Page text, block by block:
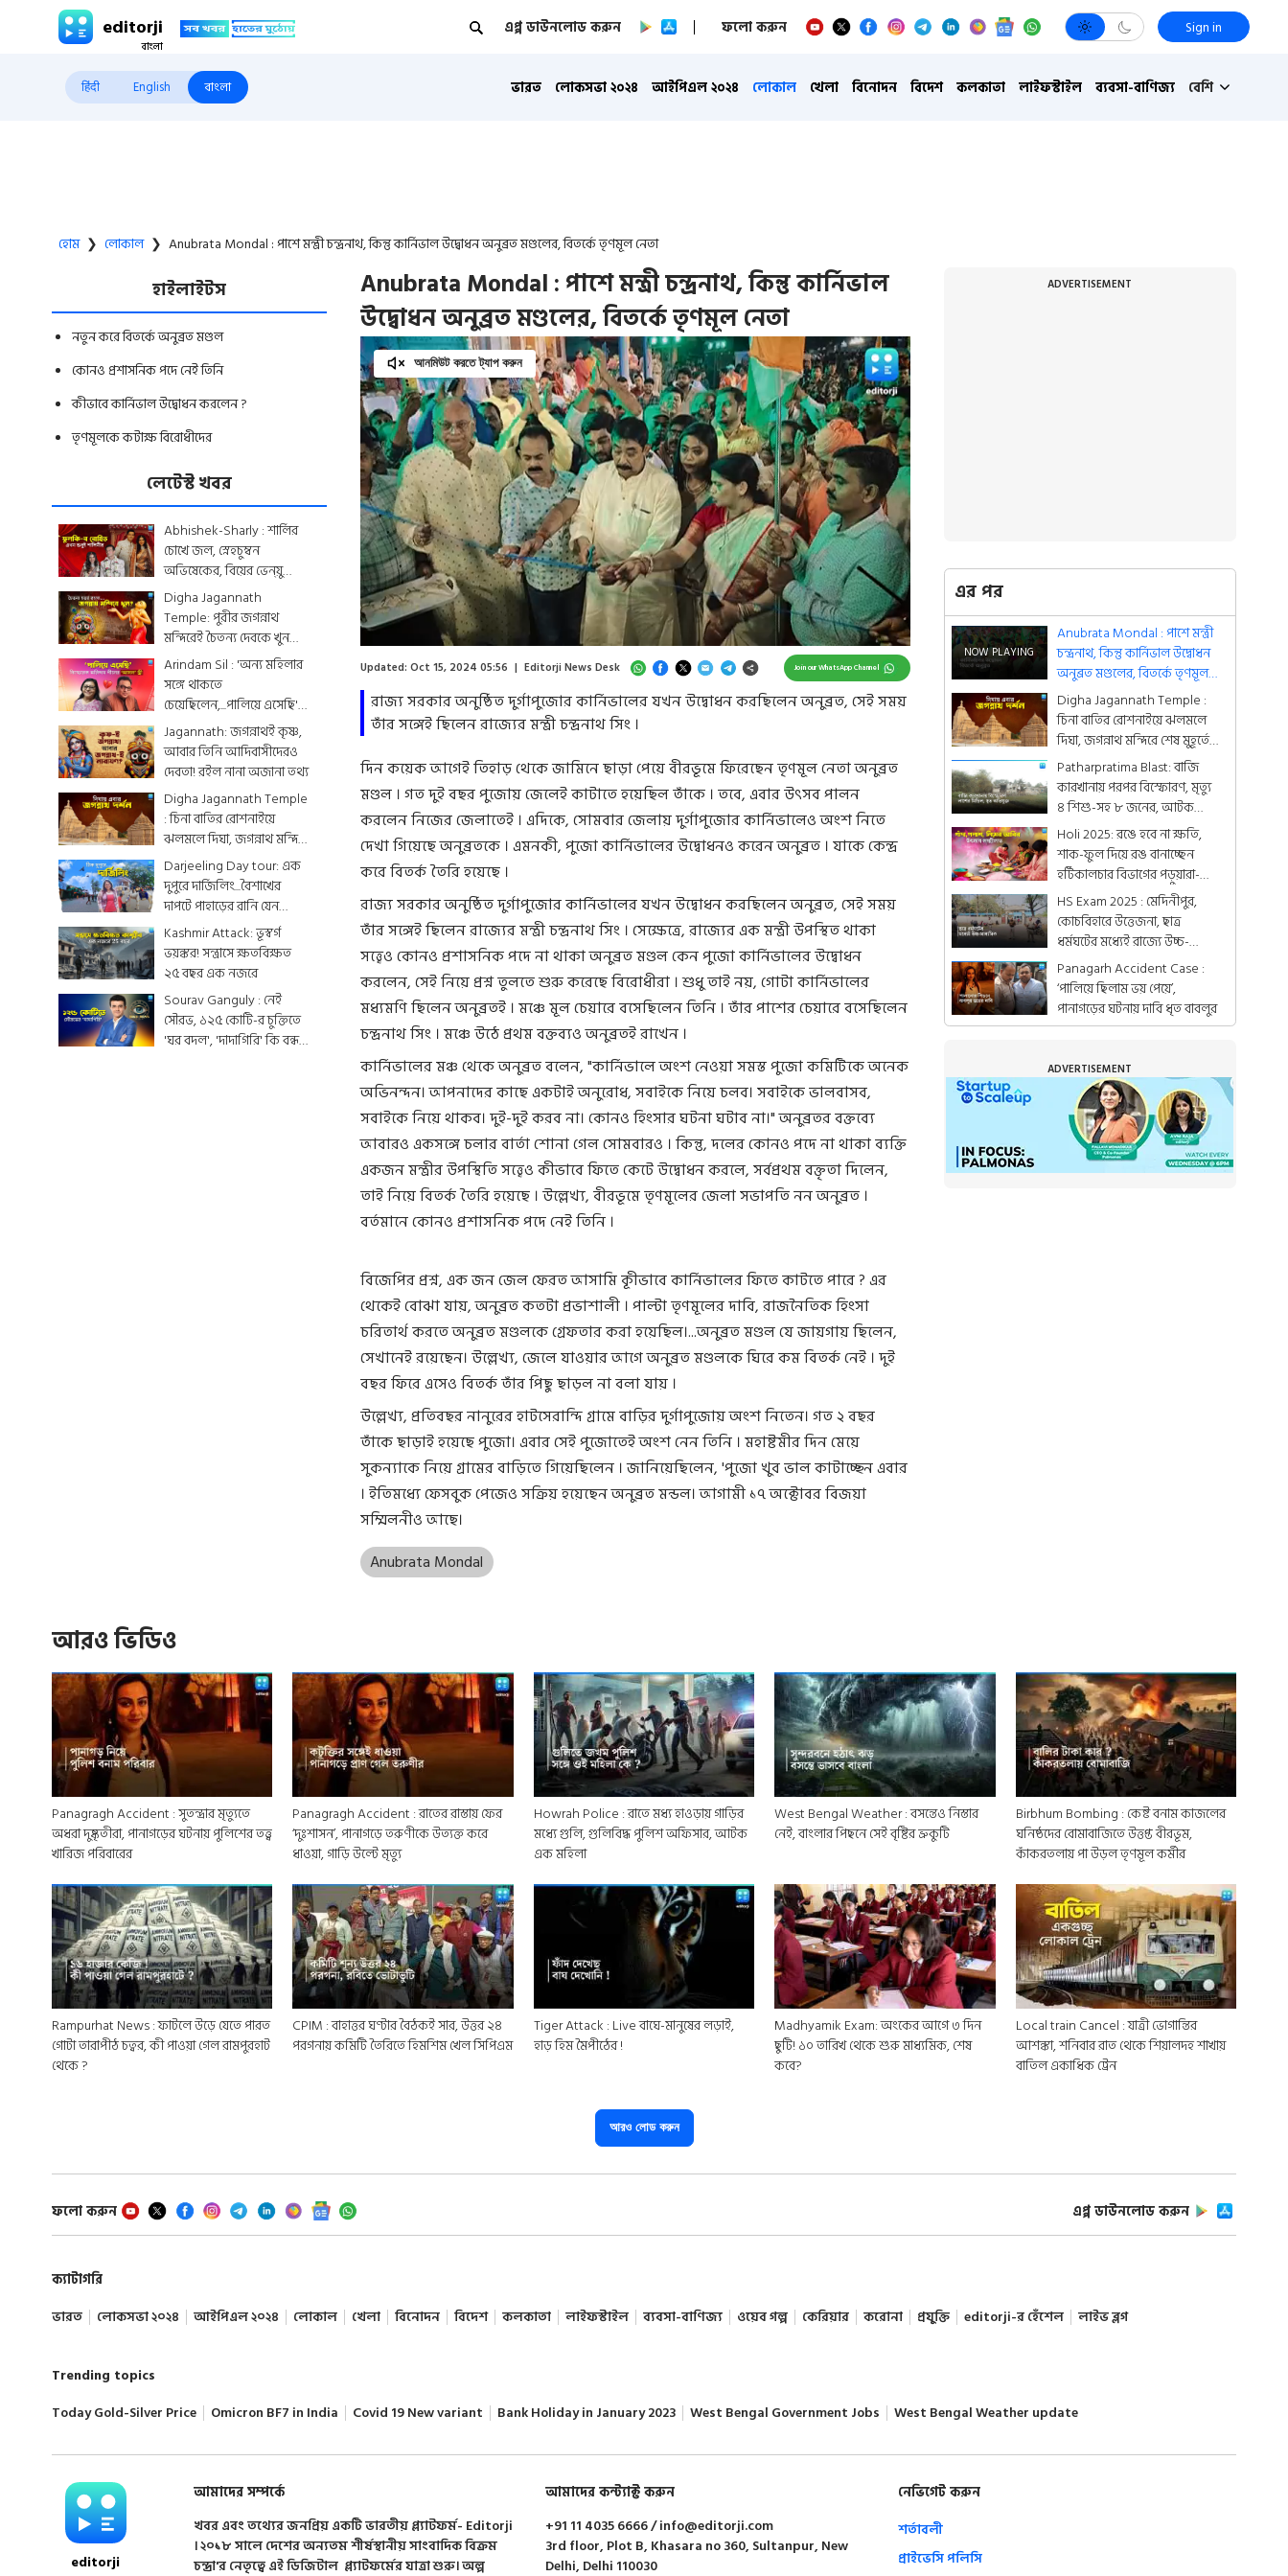
editorji এপ্প ডাউনলোড করুন ফলো করুন Sign in
हिंदी English বাংলা ভারত লোকসভা ২০২৪ আইপিএল ২০২৪ লোকাল খেলা বিনোদন বিদেশ কলকাতা লাইফস্টাইল ব্যবসা-বাণিজ্য বেশি
হোম ❯ লোকাল ❯ Anubrata Mondal : পাশে মন্ত্রী চন্দ্রনাথ, কিন্তু কার্নিভাল উদ্বোধন অনুব্রত মণ্ডলের, বিতর্কে তৃণমূল নেতা
হাইলাইটস
নতুন করে বিতর্কে অনুব্রত মণ্ডল
কোনও প্রশাসনিক পদে নেই তিনি
কীভাবে কার্নিভাল উদ্বোধন করলেন ?
তৃণমূলকে কটাক্ষ বিরোধীদের
লেটেস্ট খবর
Abhishek-Sharly : শার্লির
চোখে জল, স্নেহচুম্বন
অভিষেকের, বিয়ের ভেন্য়ু
থেকে মেনু...দেখে নিন
একঝলকে
Digha Jagannath
Temple: পুরীর জগন্নাথ
মন্দিরেই চৈতন্য দেবকে খুন
করা হয়েছিল? জেনে নিন
রোমহর্ষক কাহিনী
Arindam Sil : 'অন্য মহিলার
সঙ্গে থাকতে
চেয়েছিলেন,...পালিয়ে এসেছি',
বিস্ফোরক অরিন্দমের স্ত্রী
Jagannath: জগন্নাথই কৃষ্ণ,
আবার তিনি আদিবাসীদেরও
দেবতা! রইল নানা অজানা তথ্য
Digha Jagannath Temple
: চিনা বাতির রোশনাইয়ে
ঝলমলে দিঘা, জগন্নাথ মন্দিরে
শেষ মুহূর্তের সাজসজ্জা তুঙ্গে
Darjeeling Day tour: এক
দুপুরে দার্জিলিং...বৈশাখের
দাপটে পাহাড়ের রানি যেন
একটুকরো স্বর্গ
Kashmir Attack: ভূস্বর্গ
ভয়ঙ্কর! সন্ত্রাসে ক্ষতবিক্ষত
২৫ বছর এক নজরে
Sourav Ganguly : নেই
সৌরভ, ১২৫ কোটি-র চুক্তিতে
'ঘর বদল', 'দাদাগিরি' কি বন্ধ
Anubrata Mondal : পাশে মন্ত্রী চন্দ্রনাথ, কিন্তু কার্নিভাল
উদ্বোধন অনুব্রত মণ্ডলের, বিতর্কে তৃণমূল নেতা
রাজ্য সরকার অনুষ্ঠিত দুর্গাপুজোর কার্নিভালের যখন উদ্বোধন করছিলেন অনুব্রত, সেই সময়
তাঁর সঙ্গেই ছিলেন রাজ্যের মন্ত্রী চন্দ্রনাথ সিং ।
Updated: Oct 15, 2024 05:56 | Editorji News Desk Join our WhatsApp Channel
আনমিউট করতে ট্যাপ করুন
Unmute
Loaded
37.84%
দিন কয়েক আগেই তিহাড় থেকে জামিনে ছাড়া পেয়ে বীরভূমে ফিরেছেন তৃণমূল নেতা অনুব্রত
মণ্ডল । গত দুই বছর পুজোয় জেলেই কাটাতে হয়েছিল তাঁকে । তবে, এবার উৎসব পালন
করলেন নিজের জেলাতেই । এদিকে, সোমবার জেলায় দুর্গাপুজোর কার্নিভালেও অংশ নিতে
দেখা গিয়েছে অনুব্রতকে । এমনকী, পুজো কার্নিভালের উদ্বোধনও করেন অনুব্রত । যাকে কেন্দ্র
করে বিতর্ক তৈরি হয়েছে ।
রাজ্য সরকার অনুষ্ঠিত দুর্গাপুজোর কার্নিভালের যখন উদ্বোধন করছিলেন অনুব্রত, সেই সময়
তাঁর সঙ্গেই ছিলেন রাজ্যের মন্ত্রী চন্দ্রনাথ সিং । সেক্ষেত্রে, রাজ্যের এক মন্ত্রী উপস্থিত থাকা
সত্ত্বেও কোনও প্রশাসনিক পদে না থাকা অনুব্রত মণ্ডল কেন পুজো কার্নিভালের উদ্বোধন
করলেন, সেই নিয়ে প্রশ্ন তুলতে শুরু করেছে বিরোধীরা । শুধু তাই নয়, গোটা কার্নিভালের
মধ্যমণি ছিলেন অনুব্রতই । মঞ্চে মূল চেয়ারে বসেছিলেন তিনি । তাঁর পাশের চেয়ারে বসেছিলেন
চন্দ্রনাথ সিং । মঞ্চে উঠে প্রথম বক্তব্যও অনুব্রতই রাখেন ।
কার্নিভালের মঞ্চ থেকে অনুব্রত বলেন, "কার্নিভালে অংশ নেওয়া সমস্ত পুজো কমিটিকে অনেক
অভিনন্দন। আপনাদের কাছে একটাই অনুরোধ, সবাইকে নিয়ে চলব। সবাইকে ভালবাসব,
সবাইকে নিয়ে থাকব। দুই-দুই করব না। কোনও হিংসার ঘটনা ঘটাব না।" অনুব্রতর বক্তব্যে
আবারও একসঙ্গে চলার বার্তা শোনা গেল সোমবারও । কিন্তু, দলের কোনও পদে না থাকা ব্যক্তি
একজন মন্ত্রীর উপস্থিতি সত্ত্বেও কীভাবে ফিতে কেটে উদ্বোধন করলে, সর্বপ্রথম বক্তৃতা দিলেন,
তাই নিয়ে বিতর্ক তৈরি হয়েছে । উল্লেখ্য, বীরভূমে তৃণমূলের জেলা সভাপতি নন অনুব্রত ।
বর্তমানে কোনও প্রশাসনিক পদে নেই তিনি ।
বিজেপির প্রশ্ন, এক জন জেল ফেরত আসামি কূীভাবে কার্নিভালের ফিতে কাটতে পারে ? এর
থেকেই বোঝা যায়, অনুব্রত কতটা প্রভাশালী । পাল্টা তৃণমূলের দাবি, রাজনৈতিক হিংসা
চরিতার্থ করতে অনুব্রত মণ্ডলকে গ্রেফতার করা হয়েছিল।...অনুব্রত মণ্ডল যে জায়গায় ছিলেন,
সেখানেই রয়েছেন। উল্লেখ্য, জেলে যাওয়ার আগে অনুব্রত মণ্ডলকে ঘিরে কম বিতর্ক নেই । দুই
বছর ফিরে এসেও বিতর্ক তাঁর পিছু ছাড়ল না বলা যায় ।
উল্লেখ্য, প্রতিবছর নানুরের হাটসেরান্দি গ্রামে বাড়ির দুর্গাপুজোয় অংশ নিতেন। গত ২ বছর
তাঁকে ছাড়াই হয়েছে পুজো। এবার সেই পুজোতেই অংশ নেন তিনি । মহাষ্টমীর দিন মেয়ে
সুকন্যাকে নিয়ে গ্রামের বাড়িতে গিয়েছিলেন । জানিয়েছিলেন, 'পুজো খুব ভাল কাটাচ্ছেন এবার
। ইতিমধ্যে ফেসবুক পেজেও সক্রিয় হয়েছেন অনুব্রত মন্ডল। আগামী ১৭ অক্টোবর বিজয়া
সম্মিলনীও আছে।
Anubrata Mondal
ADVERTISEMENT
এর পর
Anubrata Mondal : পাশে মন্ত্রী
চন্দ্রনাথ, কিন্তু কার্নিভাল উদ্বোধন
অনুব্রত মণ্ডলের, বিতর্কে তৃণমূল
নেতা
Digha Jagannath Temple :
চিনা বাতির রোশনাইয়ে ঝলমলে
দিঘা, জগন্নাথ মন্দিরে শেষ মুহূর্তের
সাজসজ্জা তুঙ্গে
Patharpratima Blast: বাজি
কারখানায় পরপর বিস্ফোরণ, মৃত্যু
৪ শিশু-সহ ৮ জনের, আটক
অভিযুক্ত
Holi 2025: রঙে হবে না ক্ষতি,
শাক-ফুল দিয়ে রঙ বানাচ্ছেন
হর্টিকালচার বিভাগের পড়ুয়ারা-
গ্রামের মহিলারা
HS Exam 2025 : মেদিনীপুর,
কোচবিহারে উত্তেজনা, ছাত্র
ধর্মঘটের মধ্যেই রাজ্যে উচ্চ-
মাধ্যমিকের পরীক্ষা
Panagarh Accident Case :
‘পালিয়ে ছিলাম ভয় পেয়ে’,
পানাগড়ের ঘটনায় দাবি ধৃত বাবলুর
ADVERTISEMENT
আরও ভিডিও
Panagragh Accident : সুতন্দ্রার মৃত্যুতে
অধরা দুষ্কৃতীরা, পানাগড়ের ঘটনায় পুলিশের তত্ত্ব
খারিজ পরিবারের
Panagragh Accident : রাতের রাস্তায় ফের
‘দুঃশাসন’, পানাগড়ে তরুণীকে উত্যক্ত করে
ধাওয়া, গাড়ি উল্টে মৃত্যু
Howrah Police : রাতে মধ্য হাওড়ায় গাড়ির
মধ্যে গুলি, গুলিবিদ্ধ পুলিশ অফিসার, আটক
এক মহিলা
West Bengal Weather : বসন্তেও নিস্তার
নেই, বাংলার পিছনে সেই বৃষ্টির ভ্রুকুটি
Birbhum Bombing : কেষ্ট বনাম কাজলের
ঘনিষ্ঠদের বোমাবাজিতে উত্তপ্ত বীরভূম,
কাঁকরতলায় পা উড়ল তৃণমূল কর্মীর
Rampurhat News : ফাটলে উড়ে যেতে পারত
গোটা তারাপীঠ চত্বর, কী পাওয়া গেল রামপুরহাট
থেকে ?
CPIM : বাহাত্তর ঘণ্টার বৈঠকই সার, উত্তর ২৪
পরগনায় কমিটি তৈরিতে হিমশিম খেল সিপিএম
Tiger Attack : Live বাঘে-মানুষের লড়াই,
হাড় হিম মৈপীঠের !
Madhyamik Exam: অংকের আগে ৩ দিন
ছুটি! ১০ তারিখ থেকে শুরু মাধ্যমিক, শেষ
কবে?
Local train Cancel : যাত্রী ভোগান্তির
আশঙ্কা, শনিবার রাত থেকে শিয়ালদহ শাখায়
বাতিল একাধিক ট্রেন
আরও লোড করুন
ফলো করুন এপ্প ডাউনলোড করুন
ক্যাটাগরি
ভারত
লোকসভা ২০২৪ আইপিএল ২০২৪ লোকাল খেলা বিনোদন বিদেশ কলকাতা লাইফস্টাইল ব্যবসা-বাণিজ্য ওয়েব গল্প কেরিয়ার করোনা প্রযুক্তি editorji-র হেঁশেল লাইভ ব্লগ
Trending topics
Today Gold-Silver Price
Omicron BF7 in India Covid 19 New variant Bank Holiday in January 2023 West Bengal Government Jobs West Bengal Weather update
editorji
আমাদের সম্পর্কে
খবর এবং তথ্যের জনপ্রিয় একটি ভারতীয় প্ল্যাটফর্ম- Editorji
। ২০১৮ সালে দেশের অন্যতম শীর্ষস্থানীয় সাংবাদিক বিক্রম
চন্দ্রা'র নেতৃত্বে এই ডিজিটাল প্ল্যাটফর্মের যাত্রা শুরু। অল্প
আমাদের কন্ট্যাক্ট করুন
+91 11 4035 6666 / info@editorji.com
3rd floor, Plot B, Khasara no 360, Sultanpur, New
Delhi, Delhi 110030
নেভিগেট করুন
শর্তাবলী
প্রাইভেসি পলিসি